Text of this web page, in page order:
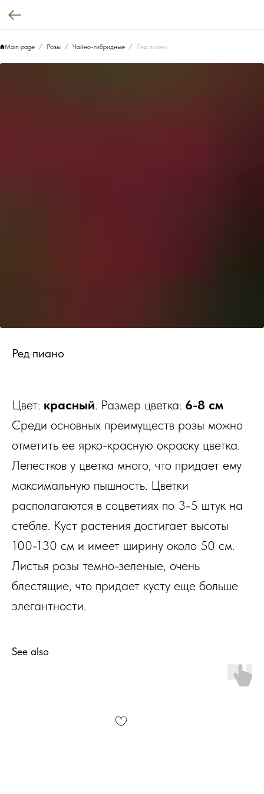
Main page Розы Чайно-гибридные Ред пиано
Ред пиано
Цвет: красный. Размер цветка: 6-8 см
Среди основных преимуществ розы можно
отметить ее ярко-красную окраску цветка.
Лепестков у цветка много, что придает ему
максимальную пышность. Цветки
располагаются в соцветиях по 3-5 штук на
стебле. Куст растения достигает высоты
100-130 см и имеет ширину около 50 см.
Листья розы темно-зеленые, очень
блестящие, что придает кусту еще больше
элегантности.
See also